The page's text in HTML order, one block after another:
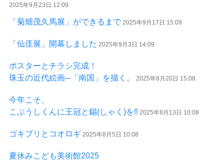
2025年9月23日 12:09
「菊畑茂久馬展」ができるまで2025年9月17日 15:09
「仙厓展」開幕しました 2025年9月3日 14:09
ポスターとチラシ完成！
珠玉の近代絵画─「南国」を描く。
2025年8月20日 15:08
今年こそ、
こぶうしくんに王冠と錫(しゃく)を‼ 2025年8月13日 10:08
ゴキブリとコオロギ 2025年8月5日 10:08
夏休みこども美術館2025